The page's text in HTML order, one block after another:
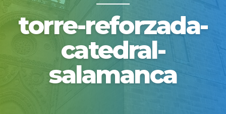
torre-reforzada-
catedral-
salamanca